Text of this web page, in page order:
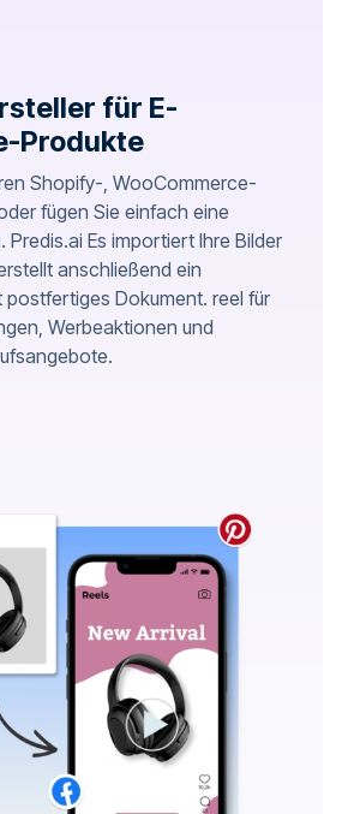
für E-
Produkte
Shopify-, WooCommerce-
fügen Sie einfach eine
Predis.ai Es importiert Ihre Bilder
anschließend ein
Dokument. reel für
Werbeaktionen und